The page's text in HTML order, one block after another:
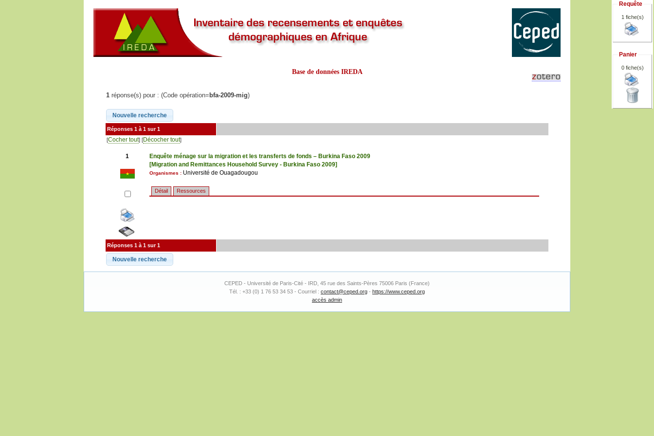
Base de données IREDA
Requête
1 fiche(s)
Panier
0fiche(s)
1 réponse(s) pour : (Code opération= bfa-2009-mig)
Réponses 1 à 1 sur 1
[Cocher tout] [Décocher tout]
1
Enquête ménage sur la migration et les transferts de fonds – Burkina Faso 2009
[Migration and Remittances Household Survey - Burkina Faso 2009]
Organismes : Université de Ouagadougou
Détail Ressources
Réponses 1 à 1 sur 1
CEPED - Université de Paris-Cité - IRD, 45 rue des Saints-Pères 75006 Paris (France)
Tél. : +33 (0) 1 76 53 34 53 - Courriel : contact@ceped.org - https://www.ceped.org
accès admin